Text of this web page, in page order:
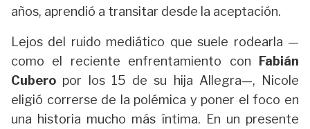
años, aprendió a transitar desde la aceptación.
Lejos del ruido mediático que suele rodearla —
como el reciente enfrentamiento con
Fabián
Cubero por los 15 de su hija Allegra—, Nicole
eligió correrse de la polémica y poner el foco en
una historia mucho más íntima. En un presente